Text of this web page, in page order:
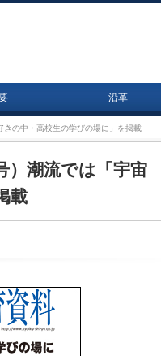
沿革
の中・高校生の学びの場に」を掲載
）潮流では「宇宙
載